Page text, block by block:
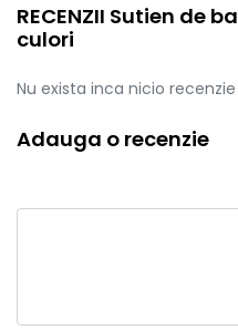
RECENZII Sutien de
culori
Nu exista inca nicio
Adauga o recenzie